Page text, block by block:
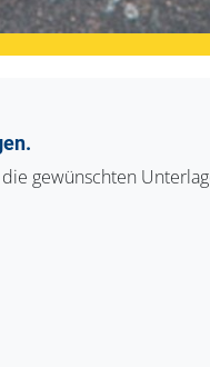
gewünschten